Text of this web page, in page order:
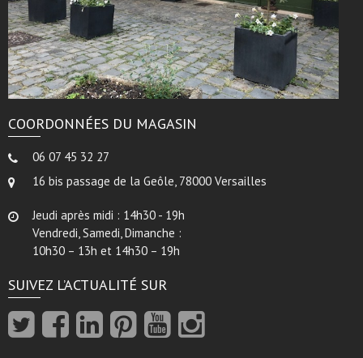
COORDONNÉES DU MAGASIN
06 07 45 32 27
16 bis passage de la Geôle, 78000 Versailles
Jeudi après midi : 14h30 - 19h
Vendredi, Samedi, Dimanche :
10h30 – 13h et 14h30 – 19h
SUIVEZ L’ACTUALITÉ SUR